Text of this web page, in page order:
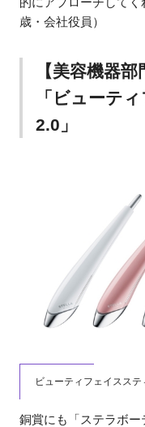
歳・会社役員）
【美容機器
「ビューテ
2.0」
ビューティフェイスス
銅賞にも「ステラボ